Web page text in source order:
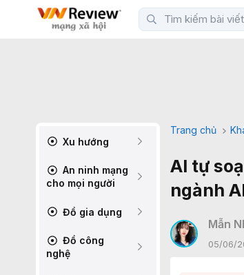
Xu hướng
An ninh mạng
cho mọi người
Đồ gia dụng
Đồ công
nghệ
Trang chủ
AI tự
ngành
Mẫn
05/06/